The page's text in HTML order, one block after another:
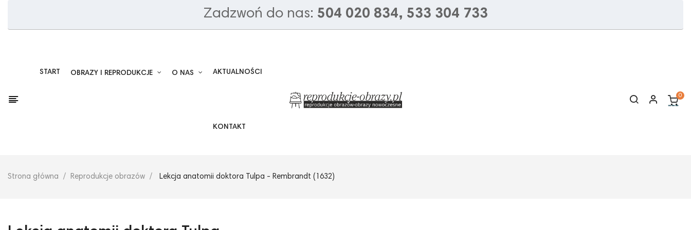
Zadzwoń do nas: 504 020 834, 533 304 733
START OBRAZY I REPRODUKCJE O NAS AKTUALNOŚCI
KONTAKT
0
Strona główna Reprodukcje obrazów Lekcja anatomii doktora Tulpa - Rembrandt (1632)